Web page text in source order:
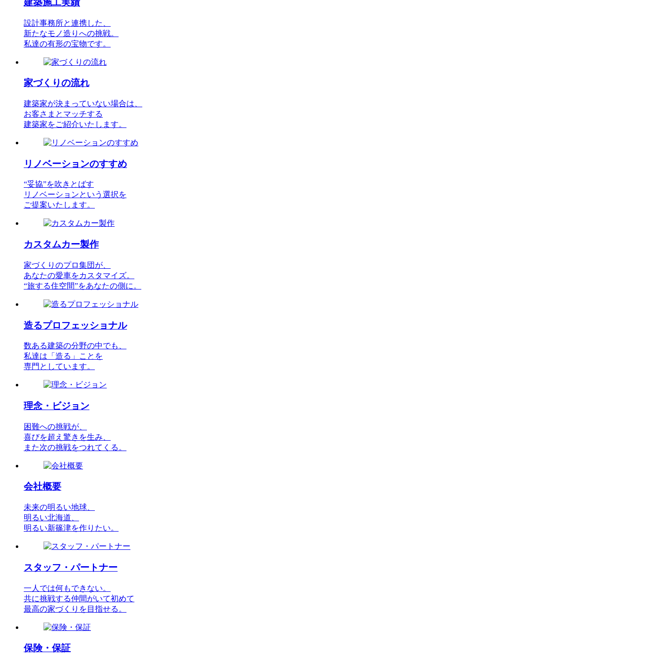
建築施工実績
設計事務所と連携した、
新たなモノ造りへの挑戦。
私達の有形の宝物です。
家づくりの流れ
建築家が決まっていない場合は、
お客さまとマッチする
建築家をご紹介いたします。
リノベーションのすすめ
“妥協”を吹きとばす
リノベーションという選択を
ご提案いたします。
カスタムカー製作
家づくりのプロ集団が、
あなたの愛車をカスタマイズ。
“旅する住空間”をあなたの側に。
造るプロフェッショナル
数ある建築の分野の中でも、
私達は「造る」ことを
専門としています。
理念・ビジョン
困難への挑戦が、
喜びを超え驚きを生み、
また次の挑戦をつれてくる。
会社概要
未来の明るい地球、
明るい北海道、
明るい新篠津を作りたい。
スタッフ・パートナー
一人では何もできない。
共に挑戦する仲間がいて初めて
最高の家づくりを目指せる。
保険・保証